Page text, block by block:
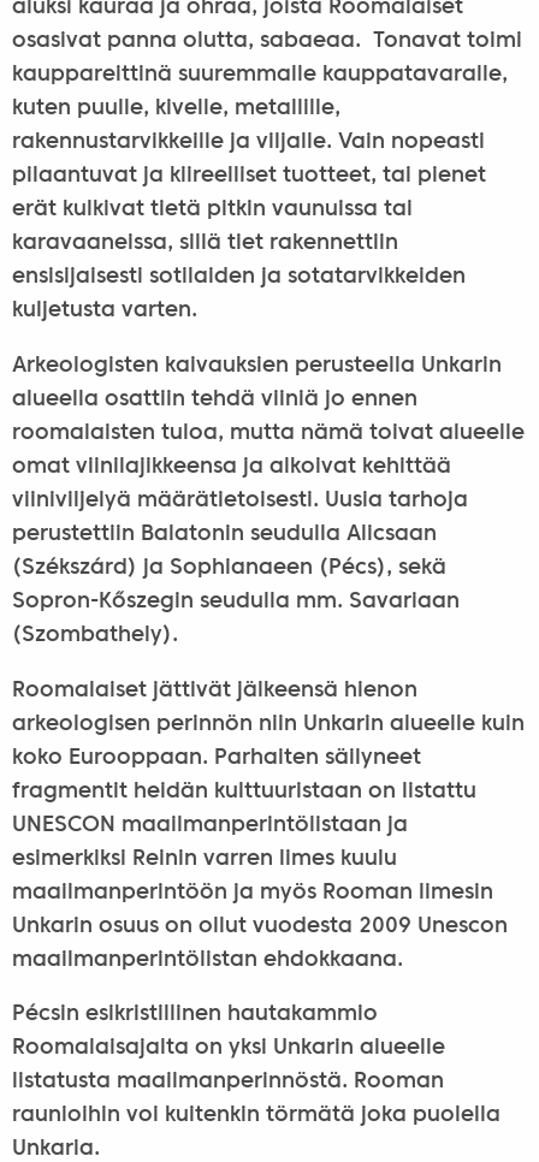
aluksi kauraa ja ohraa, joista Roomalaiset
osasivat panna olutta, sabaeaa. Tonavat toimi
kauppareittinä suuremmalle kauppatavaralle,
kuten puulle, kivelle, metallille,
rakennustarvikkeille ja viljalle. Vain nopeasti
pilaantuvat ja kiireelliset tuotteet, tai pienet
erät kulkivat tietä pitkin vaunuissa tai
karavaaneissa, sillä tiet rakennettiin
ensisijaisesti sotilaiden ja sotatarvikkeiden
kuljetusta varten.
Arkeologisten kaivauksien perusteella Unkarin
alueella osattiin tehdä viiniä jo ennen
roomalaisten tuloa, mutta nämä toivat alueelle
omat viinilajikkeensa ja alkoivat kehittää
viiniviljelyä määrätietoisesti. Uusia tarhoja
perustettiin Balatonin seudulla Alicsaan
(Székszárd) ja Sophianaeen (Pécs), sekä
Sopron-Kőszegin seudulla mm. Savariaan
(Szombathely).
Roomalaiset jättivät jälkeensä hienon
arkeologisen perinnön niin Unkarin alueelle kuin
koko Eurooppaan. Parhaiten säilyneet
fragmentit heidän kulttuuristaan on listattu
UNESCON maailmanperintölistaan ja
esimerkiksi Reinin varren limes kuulu
maailmanperintöön ja myös Rooman limesin
Unkarin osuus on ollut vuodesta 2009 Unescon
maailmanperintölistan ehdokkaana.
Pécsin esikristillinen hautakammio
Roomalaisajalta on yksi Unkarin alueelle
listatusta maailmanperinnöstä. Rooman
raunioihin voi kuitenkin törmätä joka puolella
Unkaria.